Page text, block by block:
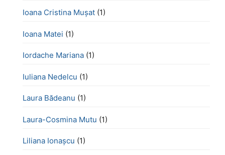
Ioana Cristina Mușat (1)
Ioana Matei (1)
Iordache Mariana (1)
Iuliana Nedelcu (1)
Laura Bădeanu (1)
Laura-Cosmina Mutu (1)
Liliana Ionașcu (1)